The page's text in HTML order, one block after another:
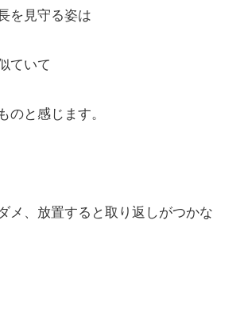
を見守る姿は
ていて
のと感じます。
メ、放置すると取り返しがつかな